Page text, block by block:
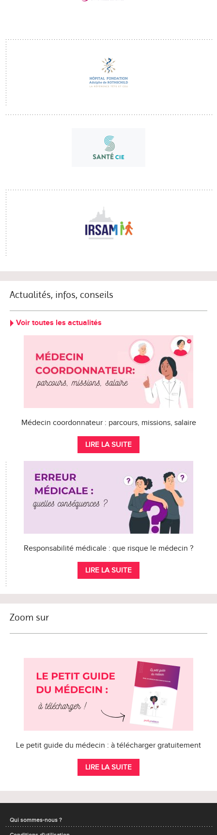
Actualités, infos, conseils
Voir toutes les actualités
Médecin coordonnateur : parcours, missions, salaire
LIRE LA SUITE
Responsabilité médicale : que risque le médecin ?
LIRE LA SUITE
Zoom sur
Le petit guide du médecin : à télécharger gratuitement
LIRE LA SUITE
Qui sommes-nous ?